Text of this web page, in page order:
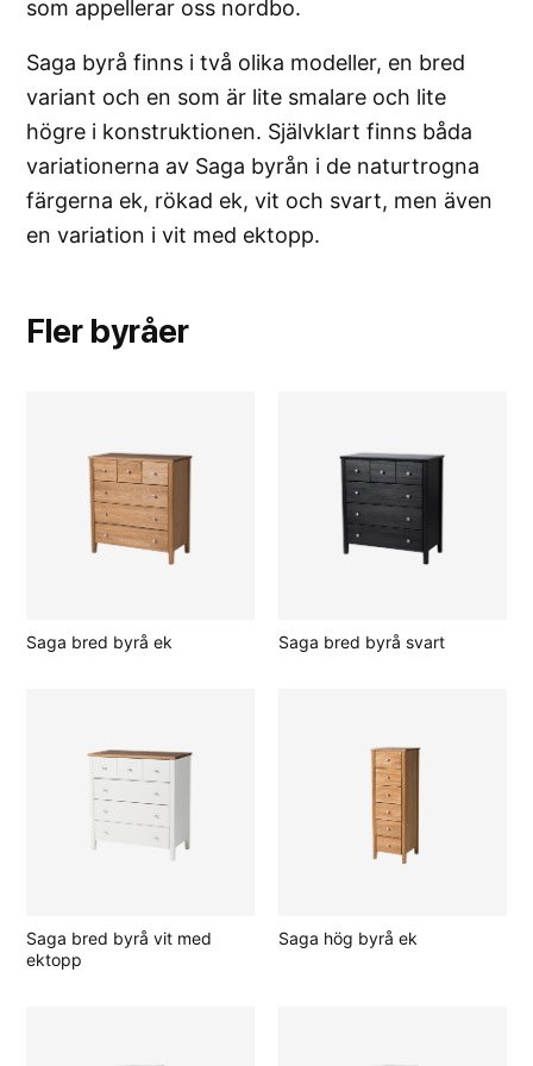
som appellerar oss nordbo.
Saga byrå finns i två olika modeller, en bred
variant och en som är lite smalare och lite
högre i konstruktionen. Självklart finns båda
variationerna av Saga byrån i de naturtrogna
färgerna ek, rökad ek, vit och svart, men även
en variation i vit med ektopp.
Fler byråer
Saga bred byrå ek Saga bred byrå svart
Saga bred byrå vit med
ektopp
Saga hög byrå ek